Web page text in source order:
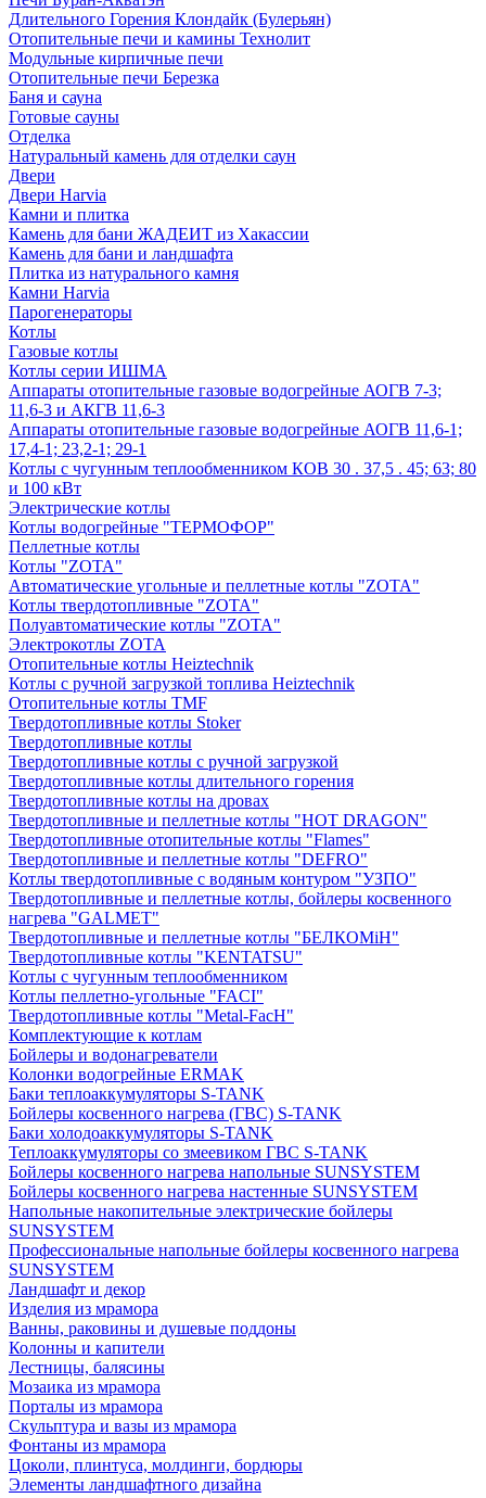
Длительного Горения Клондайк (Булерьян)
Отопительные печи и камины Технолит
Модульные кирпичные печи
Отопительные печи Березка
Баня и сауна
Готовые сауны
Отделка
Натуральный камень для отделки саун
Двери
Двери Harvia
Камни и плитка
Камень для бани ЖАДЕИТ из Хакассии
Камень для бани и ландшафта
Плитка из натурального камня
Камни Harvia
Парогенераторы
Котлы
Газовые котлы
Котлы серии ИШМА
Аппараты отопительные газовые водогрейные АОГВ 7-3;
11,6-3 и АКГВ 11,6-3
Аппараты отопительные газовые водогрейные АОГВ 11,6-1;
17,4-1; 23,2-1; 29-1
Котлы с чугунным теплообменником КОВ 30 . 37,5 . 45; 63; 80
и 100 кВт
Электрические котлы
Котлы водогрейные "ТЕРМОФОР"
Пеллетные котлы
Котлы "ZOTA"
Автоматические угольные и пеллетные котлы "ZOTA"
Котлы твердотопливные "ZOTA"
Полуавтоматические котлы "ZOTA"
Электрокотлы ZOTA
Отопительные котлы Heiztechnik
Котлы с ручной загрузкой топлива Heiztechnik
Отопительные котлы TMF
Твердотопливные котлы Stoker
Твердотопливные котлы
Твердотопливные котлы с ручной загрузкой
Твердотопливные котлы длительного горения
Твердотопливные котлы на дровах
Твердотопливные и пеллетные котлы "HOT DRAGON"
Твердотопливные отопительные котлы "Flames"
Твердотопливные и пеллетные котлы "DEFRO"
Котлы твердотопливные с водяным контуром "УЗПО"
Твердотопливные и пеллетные котлы, бойлеры косвенного
нагрева "GALMET"
Твердотопливные и пеллетные котлы "БЕЛКОМiН"
Твердотопливные котлы "KENTATSU"
Котлы с чугунным теплообменником
Котлы пеллетно-угольные "FACI"
Твердотопливные котлы "Metal-FacH"
Комплектующие к котлам
Бойлеры и водонагреватели
Колонки водогрейные ERMAK
Баки теплоаккумуляторы S-TANK
Бойлеры косвенного нагрева (ГВС) S-TANK
Баки холодоаккумуляторы S-TANK
Теплоаккумуляторы со змеевиком ГВС S-TANK
Бойлеры косвенного нагрева напольные SUNSYSTEM
Бойлеры косвенного нагрева настенные SUNSYSTEM
Напольные накопительные электрические бойлеры
SUNSYSTEM
Профессиональные напольные бойлеры косвенного нагрева
SUNSYSTEM
Ландшафт и декор
Изделия из мрамора
Ванны, раковины и душевые поддоны
Колонны и капители
Лестницы, балясины
Мозаика из мрамора
Порталы из мрамора
Скульптура и вазы из мрамора
Фонтаны из мрамора
Цоколи, плинтуса, молдинги, бордюры
Элементы ландшафтного дизайна